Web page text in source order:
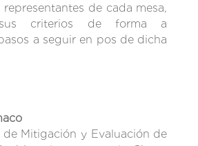
de cada mesa,
sus criterios de forma a
a seguir en pos de dicha
de Mitigación y Evaluación de